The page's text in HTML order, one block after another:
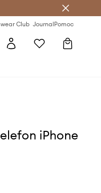
Club JournalPomoc
iPhone